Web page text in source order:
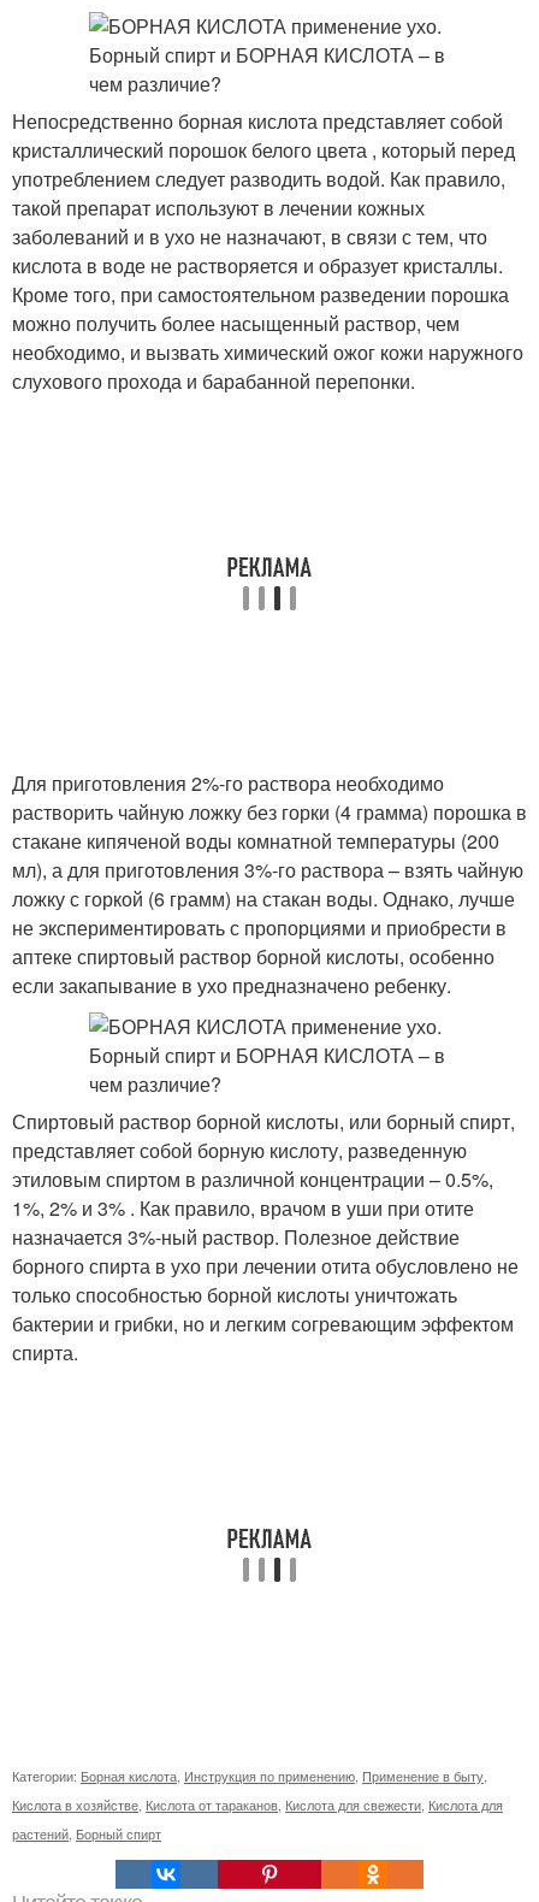
Непосредственно борная кислота представляет собой
кристаллический порошок белого цвета , который перед
употреблением следует разводить водой. Как правило,
такой препарат используют в лечении кожных
заболеваний и в ухо не назначают, в связи с тем, что
кислота в воде не растворяется и образует кристаллы.
Кроме того, при самостоятельном разведении порошка
можно получить более насыщенный раствор, чем
необходимо, и вызвать химический ожог кожи наружного
слухового прохода и барабанной перепонки.
Для приготовления 2%-го раствора необходимо
растворить чайную ложку без горки (4 грамма) порошка в
стакане кипяченой воды комнатной температуры (200
мл), а для приготовления 3%-го раствора – взять чайную
ложку с горкой (6 грамм) на стакан воды. Однако, лучше
не экспериментировать с пропорциями и приобрести в
аптеке спиртовый раствор борной кислоты, особенно
если закапывание в ухо предназначено ребенку.
Спиртовый раствор борной кислоты, или борный спирт,
представляет собой борную кислоту, разведенную
этиловым спиртом в различной концентрации – 0.5%,
1%, 2% и 3% . Как правило, врачом в уши при отите
назначается 3%-ный раствор. Полезное действие
борного спирта в ухо при лечении отита обусловлено не
только способностью борной кислоты уничтожать
бактерии и грибки, но и легким согревающим эффектом
спирта.
Категории: Борная кислота Инструкция по применению Применение в быту
Кислота в хозяйстве Кислота от тараканов Кислота для свежести Кислота для
растений Борный спирт